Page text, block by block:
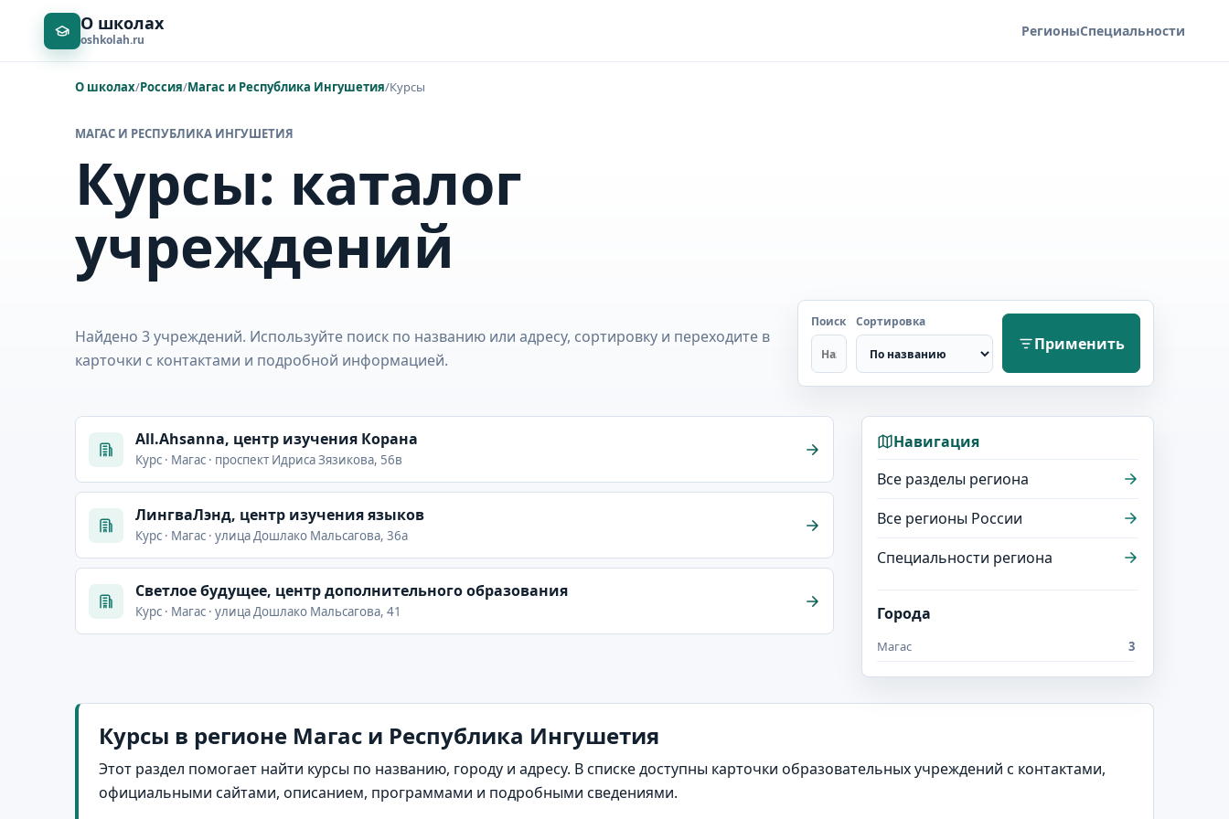
О школах
oshkolah.ru РегионыСпециальности
О школах/Россия/Магас и Республика Ингушетия/Курсы
МАГАС И РЕСПУБЛИКА ИНГУШЕТИЯ
Курсы: каталог
учреждений
Найдено 3 учреждений. Используйте поиск по названию или адресу, сортировку и переходите в
карточки с контактами и подробной информацией.
Поиск Сортировка
Применить
All.Ahsanna, центр изучения Корана
Курс · Магас · проспект Идриса Зязикова, 56в
ЛингваЛэнд, центр изучения языков
Курс · Магас · улица Дошлако Мальсагова, 36а
Светлое будущее, центр дополнительного образования
Курс · Магас · улица Дошлако Мальсагова, 41
Навигация
Все разделы региона
Все регионы России
Специальности региона
Города
Магас 3
Курсы в регионе Магас и Республика Ингушетия
Этот раздел помогает найти курсы по названию, городу и адресу. В списке доступны карточки образовательных учреждений с контактами,
официальными сайтами, описанием, программами и подробными сведениями.